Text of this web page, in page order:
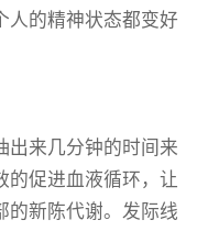
人的精神状态都变好
出来几分钟的时间来
的促进血液循环，让
的新陈代谢。发际线